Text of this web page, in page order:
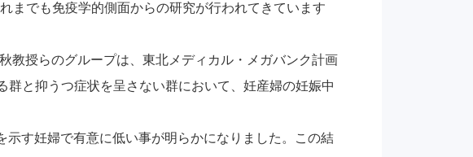
までも免疫学的側面からの研究が行われてきています
教授らのグループは、東北メディカル・メガバンク計画
と抑うつ症状を呈さない群において、妊産婦の妊娠中
示す妊婦で有意に低い事が明らかになりました。この結